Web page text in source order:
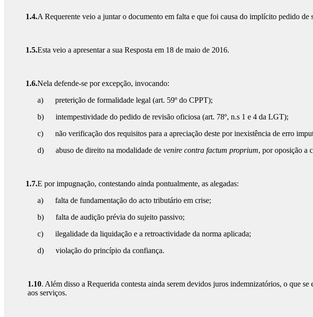
1.4.A Requerente veio a juntar o documento em falta e que foi causa do implícito pedido
1.5.Esta veio a apresentar a sua Resposta em 18 de maio de 2016.
1.6.Nela defende-se por excepção, invocando:
a) preterição de formalidade legal (art. 59º do CPPT);
b) intempestividade do pedido de revisão oficiosa (art. 78º, n.s 1 e 4 da LGT);
c) não verificação dos requisitos para a apreciação deste por inexistência de erro
d) abuso de direito na modalidade de venire contra factum proprium, por oposição a
1.7.E por impugnação, contestando ainda pontualmente, as alegadas:
a) falta de fundamentação do acto tributário em crise;
b) falta de audição prévia do sujeito passivo;
c) ilegalidade da liquidação e a retroactividade da norma aplicada;
d) violação do princípio da confiança.
1.10. Além disso a Requerida contesta ainda serem devidos juros indemnizatórios, o que
aos serviços.